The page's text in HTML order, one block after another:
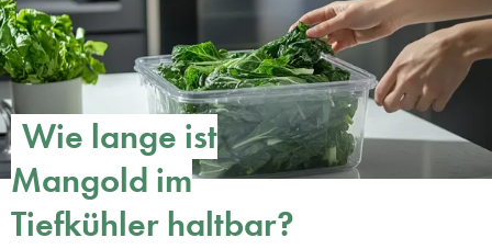
Wie lange ist
Mangold im
Tiefkühler haltbar?